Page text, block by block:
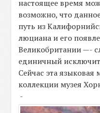
настоящее время
возможно, что
путь из
люциана и его
Великобритании —-
единичный
Сейчас эта языковая
коллекции музея
-